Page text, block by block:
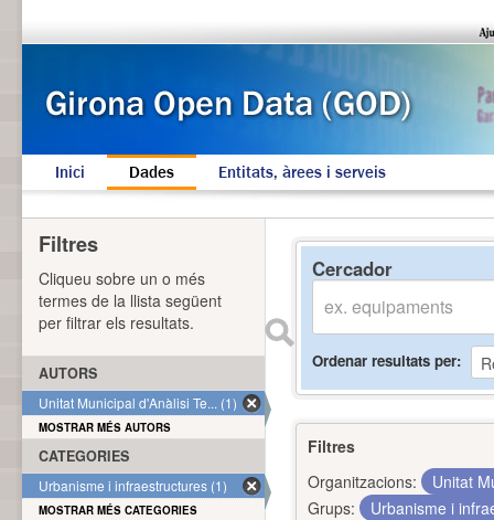
Inici Dades Entitats, àrees i serveis
Cercador
Ordenar resultats per
Filtres
Organitzacions:
Unitat
Grups:
Urbanisme i
Filtres
Cliqueu sobre un o més
termes de la llista següent
per filtrar els resultats.
AUTORS
Unitat Municipal d'Anàlisi Te... (1)
MOSTRAR MÉS AUTORS
CATEGORIES
Urbanisme i infraestructures (1)
MOSTRAR MÉS CATEGORIES